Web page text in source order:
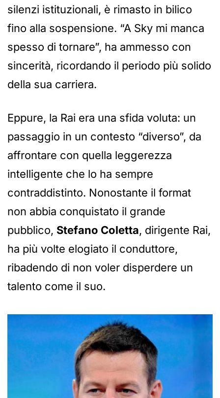
silenzi istituzionali, è rimasto in bilico
fino alla sospensione. “A Sky mi manca
spesso di tornare”, ha ammesso con
sincerità, ricordando il periodo più solido
della sua carriera.
Eppure, la Rai era una sfida voluta: un
passaggio in un contesto “diverso”, da
affrontare con quella leggerezza
intelligente che lo ha sempre
contraddistinto. Nonostante il format
non abbia conquistato il grande
pubblico, Stefano Coletta, dirigente Rai,
ha più volte elogiato il conduttore,
ribadendo di non voler disperdere un
talento come il suo.